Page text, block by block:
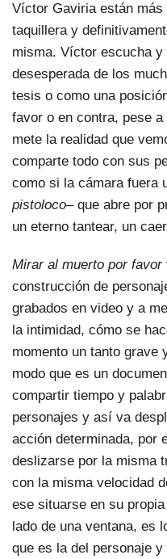
Víctor Gaviria están más
taquillera y
misma. Víctor escucha
desesperada de los
tesis o como una
favor o en contra, pese
mete la realidad que
comparte todo con sus
como si la cámara fuera
pistoloco– que abre por
un eterno tantear, un
Mirar al muerto por favor
construcción de
grabados en video y a
la intimidad, cómo se
momento un tanto grave
modo que es un
compartir tiempo y
personajes y así va
acción determinada, por
deslizarse por la misma
con la misma velocidad
ese situarse en su
lado de una ventana, es
que es la del personaje